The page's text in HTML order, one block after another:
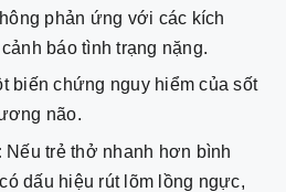
phản ứng với các kích
báo tình trạng nặng.
biến chứng nguy hiểm của sốt
não.
Nếu trẻ thở nhanh hơn bình
dấu hiệu rút lõm lồng ngực,